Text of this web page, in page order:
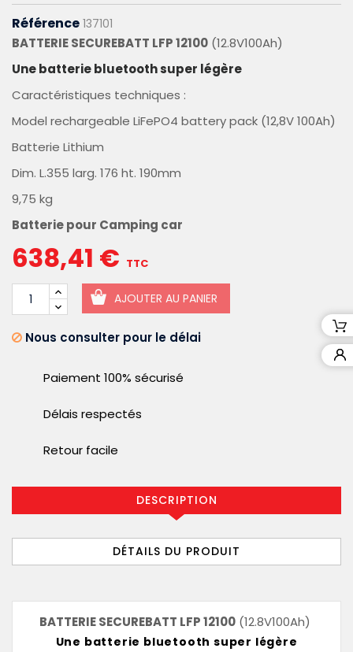
Référence 137101
BATTERIE SECUREBATT LFP 12100 (12.8V100Ah)
Une batterie bluetooth super légère
Caractéristiques techniques :
Model rechargeable LiFePO4 battery pack (12,8V 100Ah)
Batterie Lithium
Dim. L.355 larg. 176 ht. 190mm
9,75 kg
Batterie pour Camping car
638,41 € TTC
AJOUTER AU PANIER
Nous consulter pour le délai
Paiement 100% sécurisé
Délais respectés
Retour facile
DESCRIPTION
DÉTAILS DU PRODUIT
BATTERIE SECUREBATT LFP 12100 (12.8V100Ah)
Une batterie bluetooth super légère